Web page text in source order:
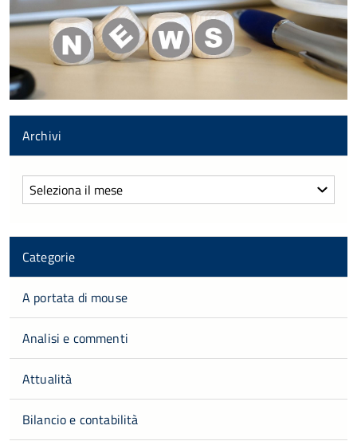
Archivi
Archivi
Categorie
A portata di mouse
Analisi e commenti
Attualità
Bilancio e contabilità